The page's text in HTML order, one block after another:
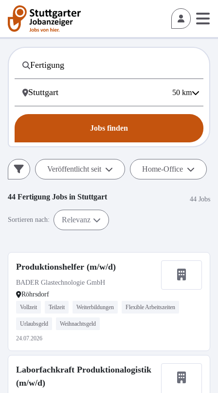
50 km
Jobs finden
Veröffentlicht seit Home-Office
44 Fertigung Jobs in Stuttgart 44 Jobs
Sortieren nach: Relevanz
Produktionshelfer (m/w/d)
BADER Glastechnologie GmbH
Röhrsdorf
Vollzeit Teilzeit Weiterbildungen Flexible Arbeitszeiten
Urlaubsgeld Weihnachtsgeld
24.07.2026
Laborfachkraft Produktionalogistik
(m/w/d)